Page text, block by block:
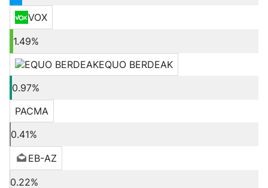
VOX
1.49%
EQUO BERDEAK
0.97%
PACMA
0.41%
EB-AZ
0.22%